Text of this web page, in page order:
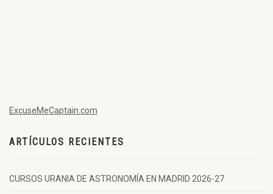
ExcuseMeCaptain.com
ARTÍCULOS RECIENTES
CURSOS URANIA DE ASTRONOMÍA EN MADRID 2026-27